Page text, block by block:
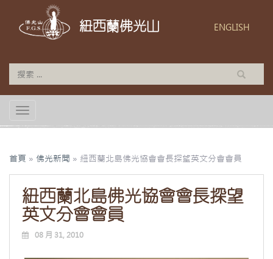
紐西蘭佛光山 ENGLISH
TOGGLE NAVIGATION
首頁 » 佛光新聞 » 紐西蘭北島佛光協會會長探望英文分會會員
紐西蘭北島佛光協會會長探望
英文分會會員
08 月 31, 2010